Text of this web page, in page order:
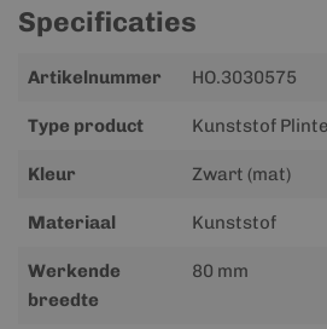
Specificaties
Meer
Artikelnummer HO.3030575
Type product Kunststof
Kleur Zwart (mat)
Materiaal Kunststof
Werkende
breedte
80 mm